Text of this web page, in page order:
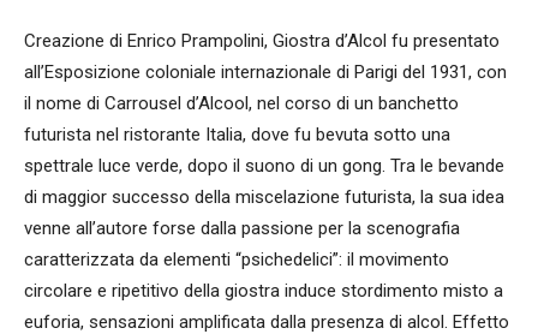
Creazione di Enrico Prampolini, Giostra d’Alcol fu presentato
all’Esposizione coloniale internazionale di Parigi del 1931, con
il nome di Carrousel d’Alcool, nel corso di un banchetto
futurista nel ristorante Italia, dove fu bevuta sotto una
spettrale luce verde, dopo il suono di un gong. Tra le bevande
di maggior successo della miscelazione futurista, la sua idea
venne all’autore forse dalla passione per la scenografia
caratterizzata da elementi “psichedelici”: il movimento
circolare e ripetitivo della giostra induce stordimento misto a
euforia, sensazioni amplificata dalla presenza di alcol. Effetto